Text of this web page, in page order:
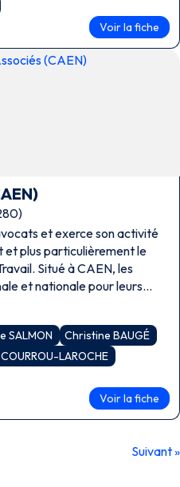
Voir la fiche
et exerce son activité
et plus particulièrement le
Situé à CAEN, les
et nationale pour leurs
SALMON
Christine BAUGÉ
LAROCHE
Voir la fiche
Suivant »